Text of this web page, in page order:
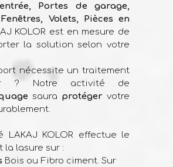
Portes de garage,
Volets, Pièces en
KOLOR est en mesure de
la solution selon votre
nécessite un traitement
? Notre activité de
saura protéger votre
LAKAJ KOLOR effectue le
la lasure sur :
Bois ou Fibro ciment. Sur